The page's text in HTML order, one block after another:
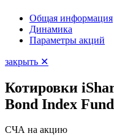
Общая информация
Динамика
Параметры акций
закрыть ✕
Котировки
Bond Index
СЧА на акцию